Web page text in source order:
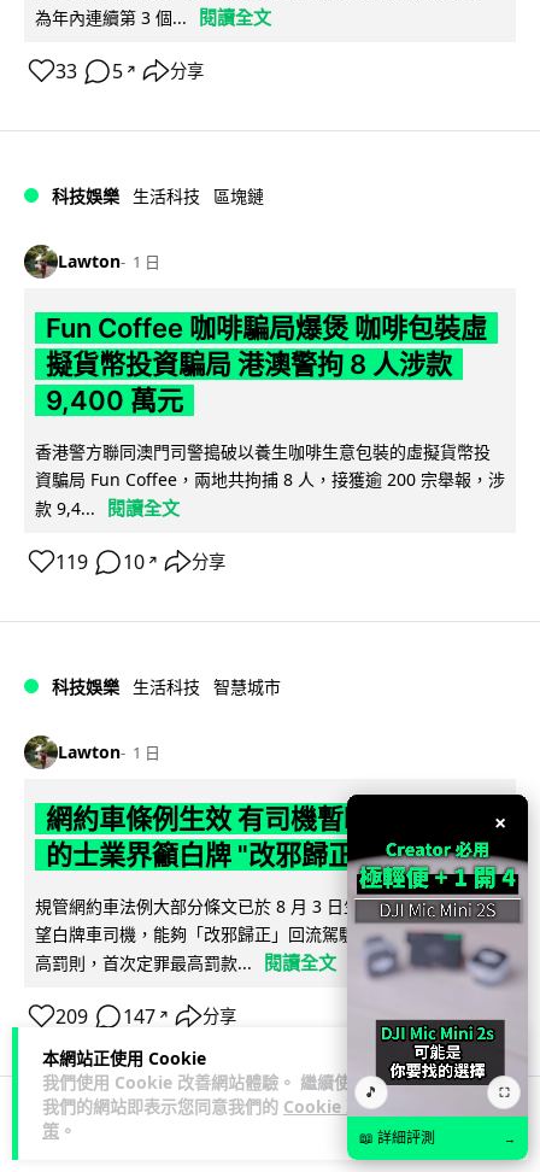
本網站正使用 Cookie
我們使用 Cookie 改善網站體驗。 繼續使用
我們的網站即表示您同意我們的 Cookie 政
策 。
為年內連續第 3 個...
閱讀全文
33 5 ↗ 分享
科技娛樂 生活科技 區塊鏈
Lawton 1 日
Fun Coffee 咖啡騙局爆煲 咖啡包裝虛
擬貨幣投資騙局 港澳警拘 8 人涉款
9,400 萬元
香港警方聯同澳門司警搗破以養生咖啡生意包裝的虛擬貨幣投
資騙局 Fun Coffee，兩地共拘捕 8 人，接獲逾 200 宗舉報，涉
款 9,4...
閱讀全文
119 10 ↗ 分享
科技娛樂 生活科技 智慧城市
Lawton 1 日
網約車條例生效 有司機暫時停工避風頭
的士業界籲白牌 "改邪歸正"
規管網約車法例大部分條文已於 8 月 3 日生效，的士業界就期
望白牌車司機，能夠「改邪歸正」回流駕駛的士。新例大幅提
高罰則，首次定罪最高罰款...
閱讀全文
209 147 ↗ 分享
人工智能
×
🎵 ⛶
📖 詳細評測 →